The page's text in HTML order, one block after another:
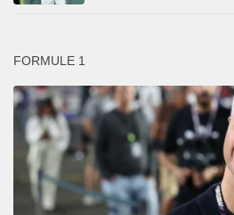
FORMULE 1